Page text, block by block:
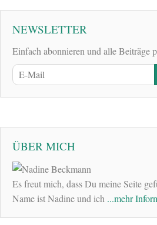
NEWSLETTER
Einfach abonnieren und alle Beiträge
ÜBER MICH
Es freut mich, dass Du meine Seite
Name ist Nadine und ich ...mehr